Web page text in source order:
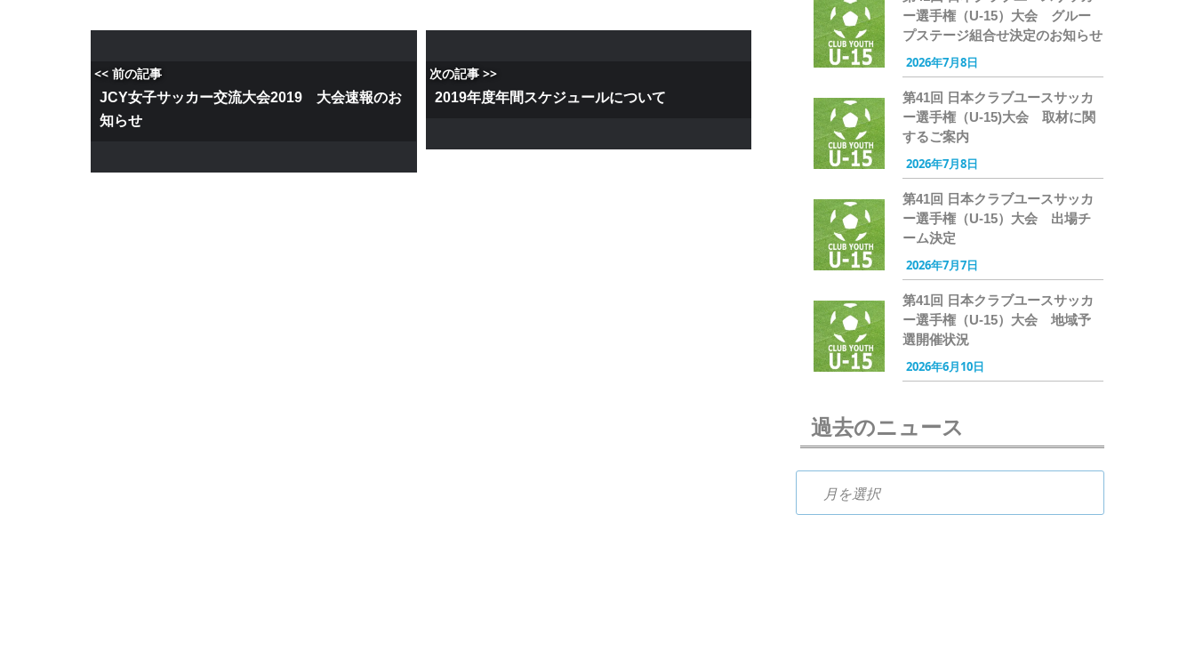
<< 前の記事
JCY女子サッカー交流大会2019 大会速報のお
知らせ
次の記事 >>
2019年度年間スケジュールについて
ー選手権（U-15）大会 グルー
プステージ組合せ決定のお知らせ
2026年7月8日
第41回 日本クラブユースサッカ
ー選手権（U-15)大会 取材に関
するご案内
2026年7月8日
第41回 日本クラブユースサッカ
ー選手権（U-15）大会 出場チ
ーム決定
2026年7月7日
第41回 日本クラブユースサッカ
ー選手権（U-15）大会 地域予
選開催状況
2026年6月10日
過去のニュース